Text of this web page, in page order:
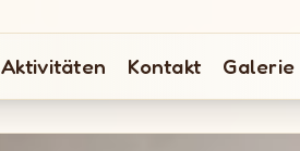
Aktivitäten Kontakt Galerie